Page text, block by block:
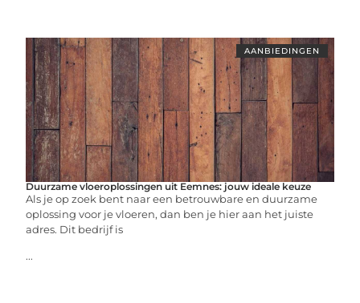
AANBIEDINGEN
Duurzame vloeroplossingen uit Eemnes: jouw ideale keuze
Als je op zoek bent naar een betrouwbare en duurzame
oplossing voor je vloeren, dan ben je hier aan het juiste
adres. Dit bedrijf is
...